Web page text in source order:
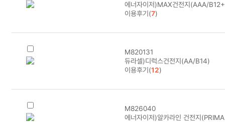
에너자이저)MAX건전지(AAA/
이용후기(7)
M820131
듀라셀)디럭스건전지(AA/B14)
이용후기(12)
M826040
에너자이저)알카라인 건전지